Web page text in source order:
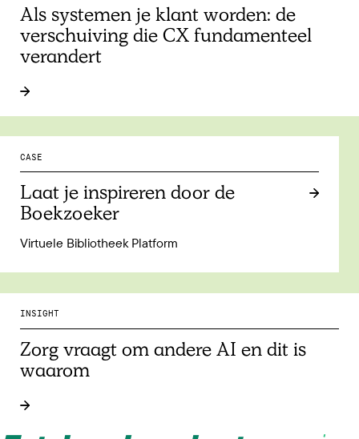
Als systemen je klant worden: de
verschuiving die CX fundamenteel
verandert
CASE
Laat je inspireren door de
Boekzoeker
Virtuele Bibliotheek Platform
INSIGHT
Zorg vraagt om andere AI en dit is
waarom